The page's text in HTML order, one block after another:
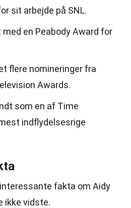
sit arbejde på SNL.
en Peabody Award for
flere nomineringer fra
Awards.
som en af Time
indflydelsesrige
fakta om Aidy
ikke vidste.